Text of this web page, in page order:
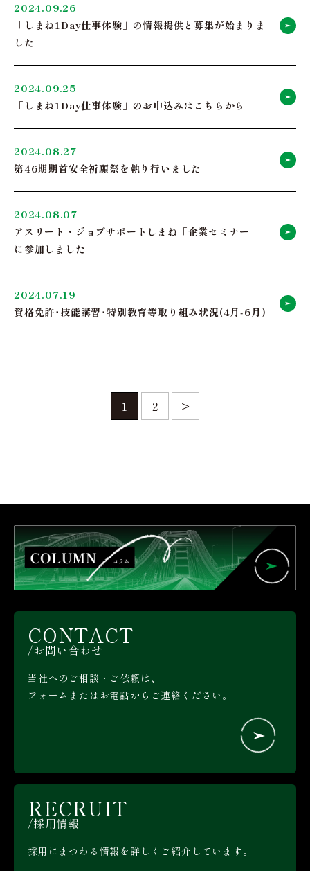
2024.09.26
「しまね1Day仕事体験」の情報提供と募集が始まりま
した
2024.09.25
「しまね1Day仕事体験」のお申込みはこちらから
2024.08.27
第46期期首安全祈願祭を執り行いました
2024.08.07
アスリート・ジョブサポートしまね「企業セミナー」
に参加しました
2024.07.19
資格免許･技能講習･特別教育等取り組み状況(4月‐6月)
1 2 >
CONTACT
お問い合わせ
当社へのご相談・ご依頼は、
フォームまたはお電話からご連絡ください。
RECRUIT
採用情報
採用にまつわる情報を詳しくご紹介しています。